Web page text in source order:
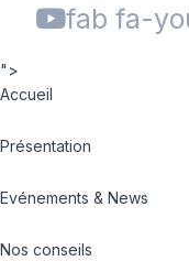
fab fa-
">
Accueil
Présentation
Evénements & News
Nos conseils